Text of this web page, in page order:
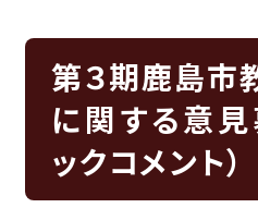
第３期鹿島市
に関する意見
ックコメント）